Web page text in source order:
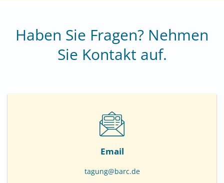
Haben Sie Fragen? Nehmen
Sie Kontakt auf.
Email
tagung@barc.de